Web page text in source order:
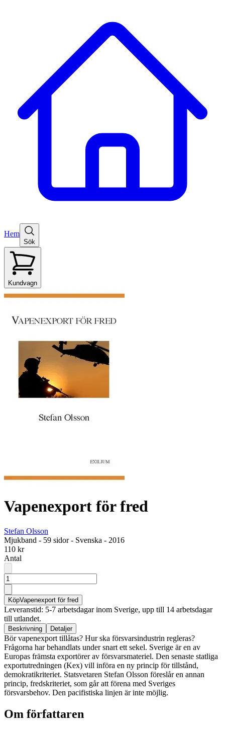
Hem
Sök
Kundvagn
Vapenexport för fred
Stefan Olsson
Mjukband - 59 sidor- Svenska - 2016
110 kr
Antal
KöpVapenexport för fred
Leveranstid: 5-7 arbetsdagar inom Sverige, upp till 14 arbetsdagar
till utlandet.
Beskrivning Detaljer
Bör vapenexport tillåtas? Hur ska försvarsindustrin regleras?
Frågorna har behandlats under snart ett sekel. Sverige är en av
Europas främsta exportörer av försvarsmateriel. Den senaste statliga
exportutredningen (Kex) vill införa en ny princip för tillstånd,
demokratikriteriet. Statsvetaren Stefan Olsson föreslår en annan
princip, fredskriteriet, som går att förena med Sveriges
försvarsbehov. Den pacifistiska linjen är inte möjlig.
Om författaren